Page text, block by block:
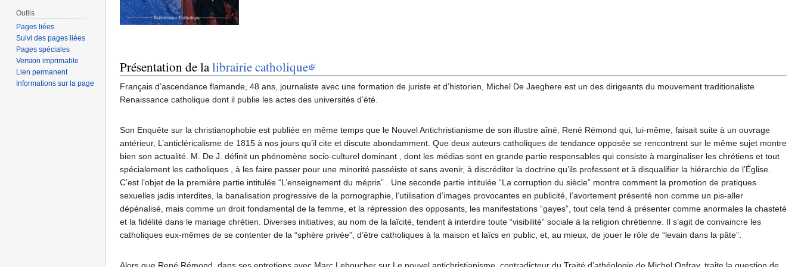
Présentation de lalibrairie catholique
Français d’ascendance flamande, 48 ans, journaliste avec une formation de juriste et d’historien, Michel De Jaeghere est un des dirigeants du mouvement traditionaliste
Renaissance catholique dont il publie les actes des universités d’été.
Son Enquête sur la christianophobie est publiée en même temps que le Nouvel Antichristianisme de son illustre aîné, René Rémond qui, lui-même, faisait suite à un ouvrage
antérieur, L’anticléricalisme de 1815 à nos jours qu’il cite et discute abondamment. Que deux auteurs catholiques de tendance opposée se rencontrent sur le même sujet montre
bien son actualité. M. De J. définit un phénomène socio-culturel dominant , dont les médias sont en grande partie responsables qui consiste à marginaliser les chrétiens et tout
spécialement les catholiques , à les faire passer pour une minorité passéiste et sans avenir, à discréditer la doctrine qu’ils professent et à disqualifier la hiérarchie de l’Église.
C’est l’objet de la première partie intitulée “L’enseignement du mépris” . Une seconde partie intitulée “La corruption du siècle” montre comment la promotion de pratiques
sexuelles jadis interdites, la banalisation progressive de la pornographie, l’utilisation d’images provocantes en publicité, l’avortement présenté non comme un pis-aller
dépénalisé, mais comme un droit fondamental de la femme, et la répression des opposants, les manifestations “gayes”, tout cela tend à présenter comme anormales la chasteté
et la fidélité dans le mariage chrétien. Diverses initiatives, au nom de la laïcité, tendent à interdire toute “visibilité” sociale à la religion chrétienne. Il s’agit de convaincre les
catholiques eux-mêmes de se contenter de la “sphère privée”, d’être catholiques à la maison et laïcs en public, et, au mieux, de jouer le rôle de “levain dans la pâte”.
Outils
Pages liées
Suivi des pages liées
Pages spéciales
Version imprimable
Lien permanent
Informations sur la page